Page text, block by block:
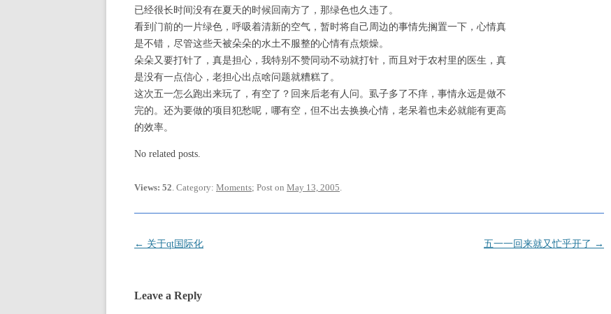
已经很长时间没有在夏天的时候回南方了，那绿色也久违了。
看到门前的一片绿色，呼吸着清新的空气，暂时将自己周边的事情先搁置一下，心情真
是不错，尽管这些天被朵朵的水土不服整的心情有点烦燥。
朵朵又要打针了，真是担心，我特别不赞同动不动就打针，而且对于农村里的医生，真
是没有一点信心，老担心出点啥问题就糟糕了。
这次五一怎么跑出来玩了，有空了？回来后老有人问。虱子多了不痒，事情永远是做不
完的。还为要做的项目犯愁呢，哪有空，但不出去换换心情，老呆着也未必就能有更高
的效率。
No related posts.
Views: 52. Category: Moments; Post on May 13, 2005.
Post
← 关于qt国际化 五一一回来就又忙乎开了 →
Leave a Reply